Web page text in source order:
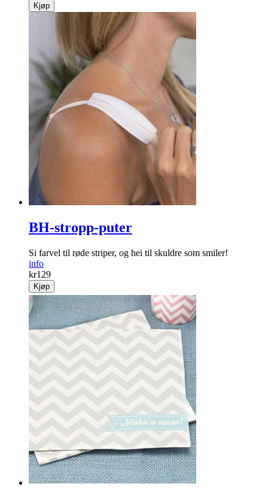
Kjøp
BH-stropp-puter
Si farvel til røde striper, og hei til skuldre som smiler!
info
kr129
Kjøp